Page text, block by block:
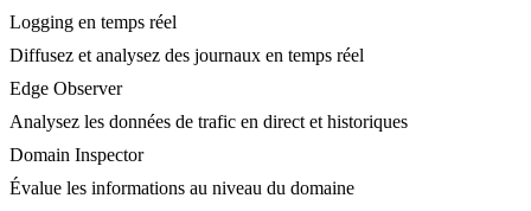
Logging en temps réel
Diffusez et analysez des journaux en temps réel
Edge Observer
Analysez les données de trafic en direct et historiques
Domain Inspector
Évalue les informations au niveau du domaine